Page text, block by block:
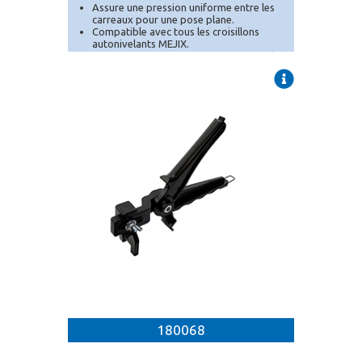
Assure une pression uniforme entre les
carreaux pour une pose plane.
Compatible avec tous les croisillons
autonivelants MEJIX.
Format pratique en sachet, idéal pour les
180068